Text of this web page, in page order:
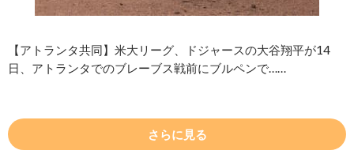
【アトランタ共同】米大リーグ、ドジャースの大谷翔平が14
日、アトランタでのブレーブス戦前にブルペンで……
さらに見る